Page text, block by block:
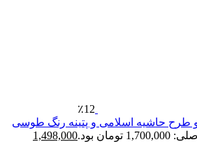
٪12
طرح حاشیه اسلامی و پتینه رنگ طوسی
بود.
1,498,000